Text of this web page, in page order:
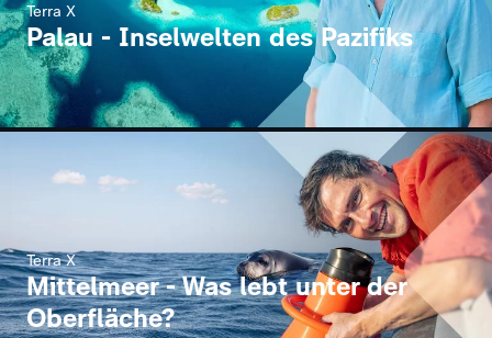
Terra X
Palau - Inselwelten des Pazifiks
Terra X
Mittelmeer - Was lebt unter der
Oberfläche?